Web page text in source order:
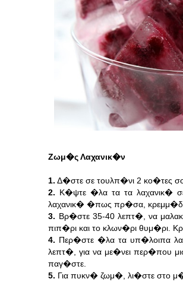
Ζωμ�ς Λαχανικ�ν
1. Δ�στε σε τουλπ�νι 2 κο�τες
2. Κ�ψτε �λα τα τα λαχανικ�
λαχανικ� �πως πρ�σα,
3. Βρ�στε 35-40 λεπτ�, να
πιπ�ρι και το κλων�ρι θυμ�ρι.
4. Περ�στε �λα τα υπ�λοιπα
λεπτ�, για να με�νει περ�που
παγ�στε.
5. Για πυκν� ζωμ�, λι�στε στο